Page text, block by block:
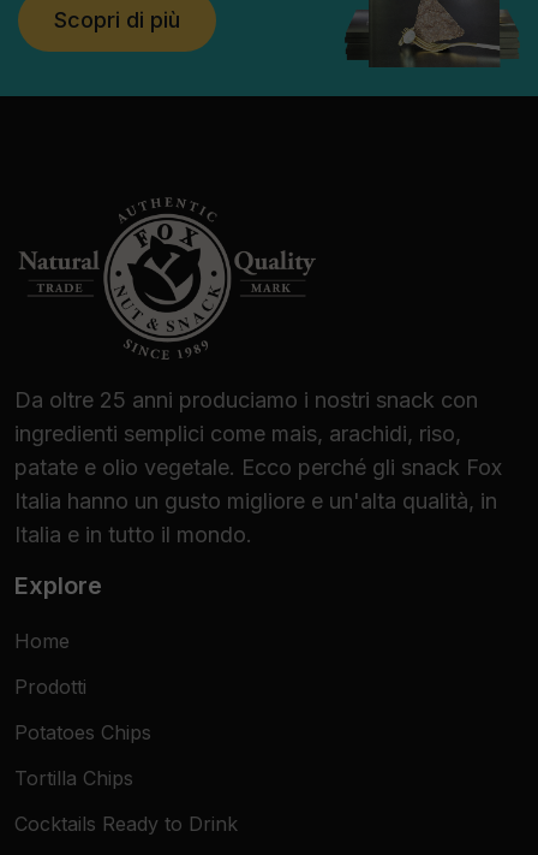
Scopri di più
Da oltre 25 anni produciamo i nostri snack con
ingredienti semplici come mais, arachidi, riso,
patate e olio vegetale. Ecco perché gli snack Fox
Italia hanno un gusto migliore e un'alta qualità, in
Italia e in tutto il mondo.
Explore
Home
Prodotti
Potatoes Chips
Tortilla Chips
Cocktails Ready to Drink